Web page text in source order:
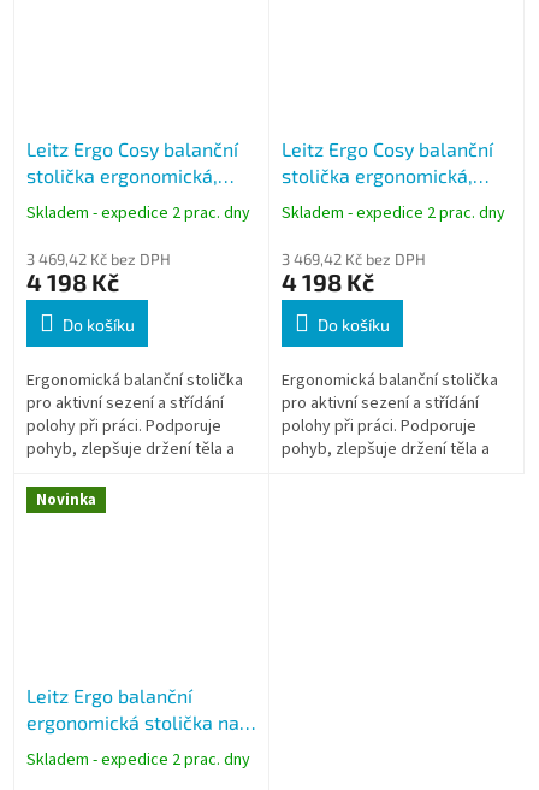
Leitz Ergo Cosy balanční
stolička ergonomická,
nastavitelná výška 45–79
cm, nosnost 110 kg, modrá
Skladem - expedice 2 prac. dny
3 469,42 Kč bez DPH
4 198 Kč
Do košíku
Ergonomická balanční stolička
pro aktivní sezení a střídání
polohy při práci. Podporuje
pohyb, zlepšuje držení těla a
dlouhého sezení. Ideální
řešení...
Leitz Ergo Cosy balanční
stolička ergonomická,
nastavitelná výška 45–79
cm, nosnost 110 kg,
sametová šedá
Skladem - expedice 2 prac. dny
3 469,42 Kč bez DPH
4 198 Kč
Do košíku
Ergonomická balanční stolička
pro aktivní sezení a střídání
polohy při práci. Podporuje
pohyb, zlepšuje držení těla a
Novinka
Leitz Ergo balanční
ergonomická stolička na
kolečkách světle šedá
Skladem - expedice 2 prac. dny